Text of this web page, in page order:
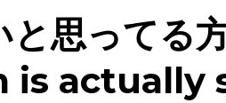
思ってる
is actually